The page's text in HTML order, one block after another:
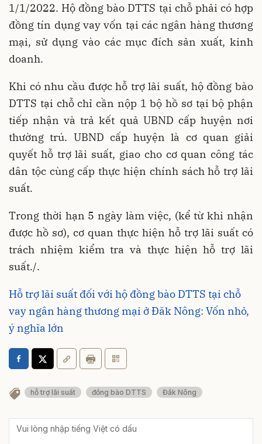
1/1/2022. Hộ đồng bào DTTS tại chỗ phải có hợp
đồng tín dụng vay vốn tại các ngân hàng thương
mại, sử dụng vào các mục đích sản xuất, kinh
doanh.
Khi có nhu cầu được hỗ trợ lãi suất, hộ đồng bào
DTTS tại chỗ chỉ cần nộp 1 bộ hồ sơ tại bộ phận
tiếp nhận và trả kết quả UBND cấp huyện nơi
thường trú. UBND cấp huyện là cơ quan giải
quyết hỗ trợ lãi suất, giao cho cơ quan công tác
dân tộc cùng cấp thực hiện chính sách hỗ trợ lãi
suất.
Trong thời hạn 5 ngày làm việc, (kể từ khi nhận
được hồ sơ), cơ quan thực hiện hỗ trợ lãi suất có
trách nhiệm kiểm tra và thực hiện hỗ trợ lãi
suất./.
Hỗ trợ lãi suất đối với hộ đồng bào DTTS tại chỗ
vay ngân hàng thương mại ở Đăk Nông: Vốn nhỏ,
ý nghĩa lớn
hỗ trợ lãi suất đồng bào DTTS Đắk Nông